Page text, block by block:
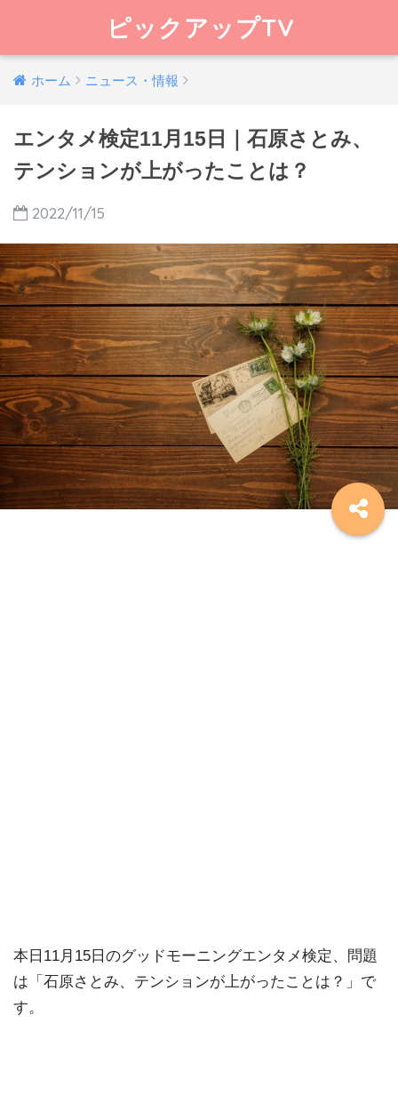
ピックアップTV
ホーム ニュース・情報
エンタメ検定11月15日｜石原さとみ、
テンションが上がったことは？
2022/11/15
本日11月15日のグッドモーニングエンタメ検定、問題
は「石原さとみ、テンションが上がったことは？」で
す。